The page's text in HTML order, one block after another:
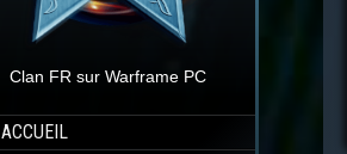
Clan FR sur Warframe PC
ACCUEIL